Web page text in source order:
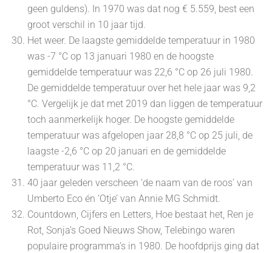
geen guldens). In 1970 was dat nog € 5.559, best een
groot verschil in 10 jaar tijd.
Het weer. De laagste gemiddelde temperatuur in 1980
was -7 °C op 13 januari 1980 en de hoogste
gemiddelde temperatuur was 22,6 °C op 26 juli 1980.
De gemiddelde temperatuur over het hele jaar was 9,2
°C. Vergelijk je dat met 2019 dan liggen de temperatuur
toch aanmerkelijk hoger. De hoogste gemiddelde
temperatuur was afgelopen jaar 28,8 °C op 25 juli, de
laagste -2,6 °C op 20 januari en de gemiddelde
temperatuur was 11,2 °C.
40 jaar geleden verscheen ‘de naam van de roos’ van
Umberto Eco én ‘Otje’ van Annie MG Schmidt.
Countdown, Cijfers en Letters, Hoe bestaat het, Ren je
Rot, Sonja’s Goed Nieuws Show, Telebingo waren
populaire programma’s in 1980. De hoofdprijs ging dat